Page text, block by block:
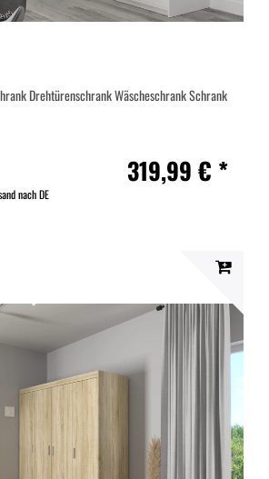
Drehtürenschrank Wäscheschrank Schrank
319,99 € *
nach DE